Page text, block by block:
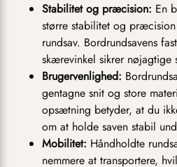
Stabilitet og præcision: En
større stabilitet og
rundsav. Bordrundsavens
skærevinkel sikrer nøjagtige
Brugervenlighed:
gentagne snit og store
opsætning betyder, at du
om at holde saven stabil
Mobilitet: Håndholdte
nemmere at transportere,